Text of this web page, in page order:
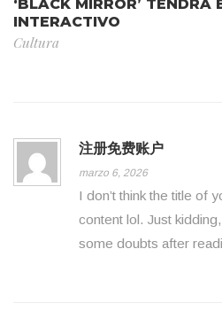
‘BLACK MIRROR’ TENDRÁ
INTERACTIVO
Cultura
注册免费账户
marzo 6, 2026
I don’t think the title of
content lol. Just
some doubts after